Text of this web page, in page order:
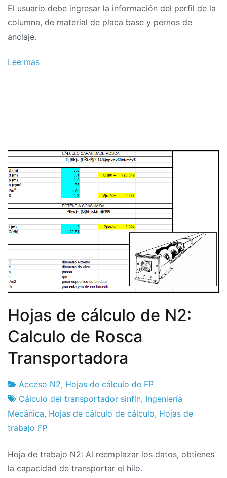
El usuario debe ingresar la información del perfil de la
columna, de material de placa base y pernos de
anclaje.
Lee mas
Hojas de cálculo de N2:
Calculo de Rosca
Transportadora
Fábrica
de
proyectos
24
de
enero
2018
Acceso N2, Hojas de cálculo de FP
Cálculo del transportador sinfín, Ingeniería
Mecánica, Hojas de cálculo de cálculo, Hojas de
trabajo FP
Hoja de trabajo N2: Al reemplazar los datos, obtienes
la capacidad de transportar el hilo.